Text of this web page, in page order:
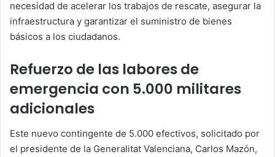
necesidad de acelerar los trabajos de rescate, asegurar la
infraestructura y garantizar el suministro de bienes
básicos a los ciudadanos.
Refuerzo de las labores de
emergencia con 5.000 militares
adicionales
Este nuevo contingente de 5.000 efectivos, solicitado por
el presidente de la Generalitat Valenciana, Carlos Mazón,